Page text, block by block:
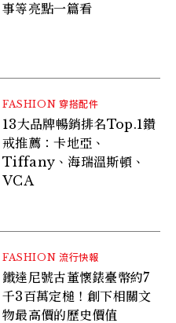
事等亮點一篇看
FASHION 穿搭配件
13大品牌暢銷排名Top.1鑽
戒推薦：卡地亞、
Tiffany、海瑞溫斯頓、
VCA
FASHION 流行快報
鐵達尼號古董懷錶臺幣約7
千3百萬定槌！創下相關文
物最高價的歷史價值